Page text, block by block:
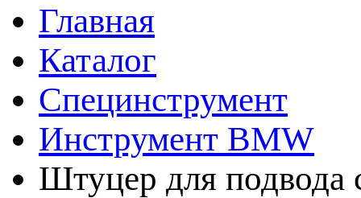
Главная
Каталог
Специнструмент
Инструмент BMW
Штуцер для подвода